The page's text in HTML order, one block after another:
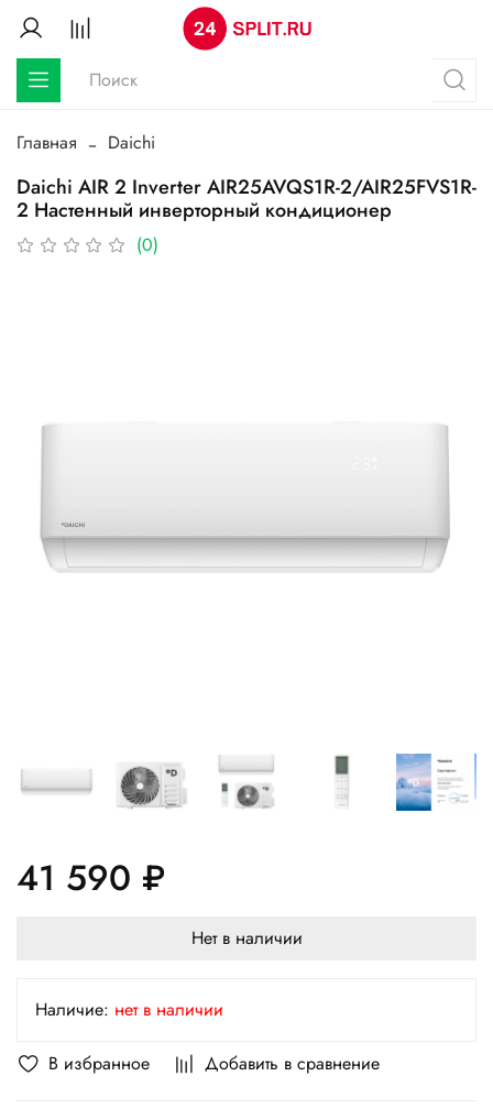
Главная Daichi
Daichi AIR 2 Inverter AIR25AVQS1R-2/AIR25FVS1R-
2 Настенный инверторный кондиционер
(0)
В избранное Добавить в сравнение
41 590 ₽
Нет в наличии
Наличие: нет в наличии